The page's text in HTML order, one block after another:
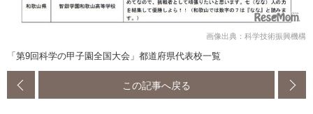
画像出典：科学技術振興機構
「第9回科学の甲子園全国大会」都道府県代表校一覧
この記事へ戻る